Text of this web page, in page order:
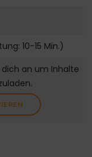
10-15 Min.)
an um Inhalte